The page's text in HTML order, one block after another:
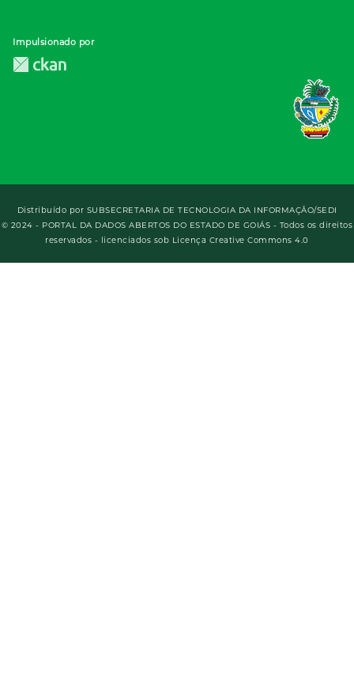
Impulsionado por
Distribuído por SUBSECRETARIA DE TECNOLOGIA DA INFORMAÇÃO/SEDI
© 2024 - PORTAL DA DADOS ABERTOS DO ESTADO DE GOIÁS - Todos os direitos
reservados - licenciados sob Licença Creative Commons 4.0